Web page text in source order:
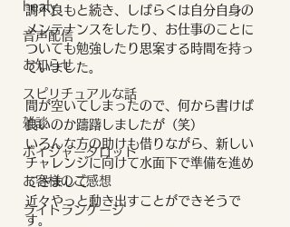
healy
音声配信
お知らせ
スピリチュアルな話
雑談
ボイジャータロット
お客様のご感想
ライトランゲージ
調不良もと続き、しばらくは自分自身の
メンテナンスをしたり、お仕事のことに
ついても勉強したり思案する時間を持っ
ていました。
間が空いてしまったので、何から書けば
良いのか躊躇しましたが（笑）
いろんな方の助けも借りながら、新しい
チャレンジに向けて水面下で準備を進め
てきまして
近々やっと動き出すことができそうで
す。